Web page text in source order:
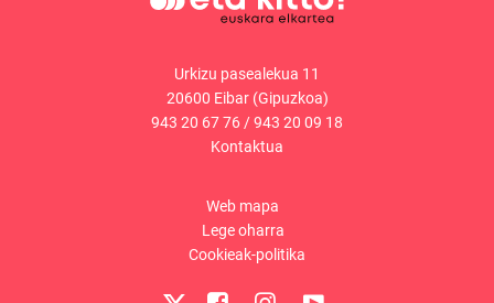
Urkizu pasealekua 11
20600 Eibar (Gipuzkoa)
943 20 67 76/943 20 09 18
Kontaktua
Web mapa
Lege oharra
Cookieak-politika